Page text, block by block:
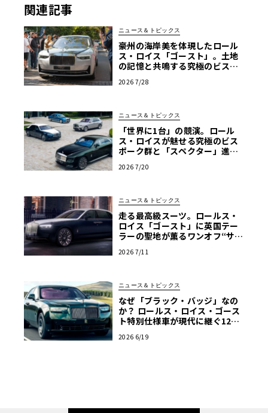
関連記事
ニュース＆トピックス
豪州の海岸美を体現したロール
ス・ロイス「ゴースト」。土地
の記憶と共鳴する究極のビスポ
2026 7/28
ニュース＆トピックス
「世界に1台」の競演。ロール
ス・ロイスが魅せる究極のビス
ポーク群と「スペクター」進化
2026 7/20
ニュース＆トピックス
走る最高級スーツ。ロールス・
ロイス「ゴースト」に英国テー
ラーの聖地が薫るワンオフ“サヴ
2026 7/11
ニュース＆トピックス
なぜ「ブラック・バッジ」なの
か？ ロールス・ロイス・ゴース
ト特別仕様車が現代に継ぐ120
2026 6/19